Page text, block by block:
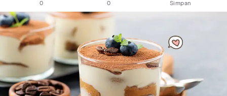
0 0 Simpan